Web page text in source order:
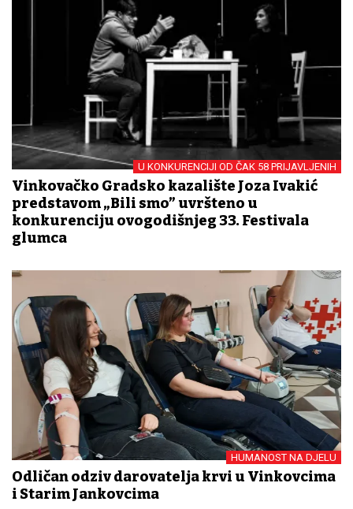
U KONKURENCIJI OD ČAK 58 PRIJAVLJENIH
Vinkovačko Gradsko kazalište Joza Ivakić
predstavom „Bili smo” uvršteno u
konkurenciju ovogodišnjeg 33. Festivala
glumca
HUMANOST NA DJELU
Odličan odziv darovatelja krvi u Vinkovcima
i Starim Jankovcima